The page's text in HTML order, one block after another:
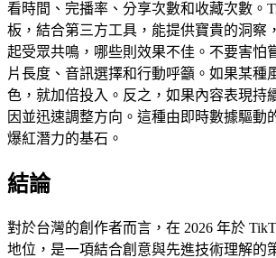
看時間、完播率、分享次數和收藏次數。
板，結合第三方工具，能提供寶貴的洞察
起受眾共鳴，哪些則效果不佳。不要害怕
片長度、音訊選擇和行動呼籲。如果某種
色，就加倍投入。反之，如果內容表現持
因並迅速調整方向。這種由即時數據驅動
爆紅潛力的基石。
結論
對於台灣的創作者而言，在 2026 年於
地位，是一項結合創意與先進技術理解的